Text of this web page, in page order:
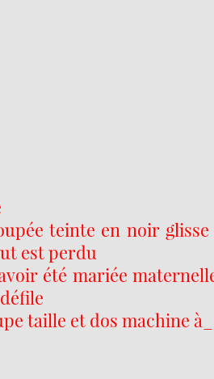
teinte en noir
est perdu
été mariée
taille et dos machine